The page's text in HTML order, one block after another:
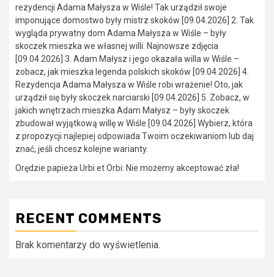
rezydencji Adama Małysza w Wiśle! Tak urządził swoje
imponujące domostwo były mistrz skoków [09.04.2026] 2. Tak
wygląda prywatny dom Adama Małysza w Wiśle – były
skoczek mieszka we własnej willi. Najnowsze zdjęcia
[09.04.2026] 3. Adam Małysz i jego okazała willa w Wiśle –
zobacz, jak mieszka legenda polskich skoków [09.04.2026] 4.
Rezydencja Adama Małysza w Wiśle robi wrażenie! Oto, jak
urządził się były skoczek narciarski [09.04.2026] 5. Zobacz, w
jakich wnętrzach mieszka Adam Małysz – były skoczek
zbudował wyjątkową willę w Wiśle [09.04.2026] Wybierz, która
z propozycji najlepiej odpowiada Twoim oczekiwaniom lub daj
znać, jeśli chcesz kolejne warianty.
Orędzie papieża Urbi et Orbi: Nie możemy akceptować zła!
RECENT COMMENTS
Brak komentarzy do wyświetlenia.